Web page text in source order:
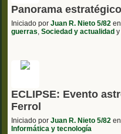
Panorama
Iniciado por Juan R. Nieto 5/82 en
guerras, Sociedad y actualidad y
ECLIPSE: Evento
Ferrol
Iniciado por Juan R. Nieto 5/82 en
Informática y tecnología